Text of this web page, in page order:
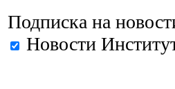
Подписка на
Новости